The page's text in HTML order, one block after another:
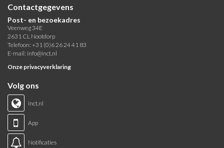
Contactgegevens
Post- en bezoekadres
Veenweg 34E
2631 CL Nootdorp
Telefoon: +31 (0)6 26 24 41 83
E-mail: info@inct.nl
Onze privacyverklaring
Volg ons
inct.nl
App
Notificaties